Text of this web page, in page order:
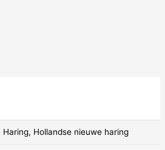
Haring, Hollandse nieuwe haring